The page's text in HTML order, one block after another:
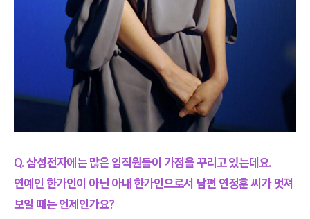
Q. 삼성전자에는 많은 임직원들이 가정을 꾸리고 있는데요.
연예인 한가인이 아닌 아내 한가인으로서 남편 연정훈 씨가 멋져
보일 때는 언제인가요?